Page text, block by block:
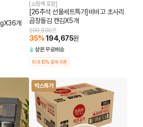
개
[쇼핑백 포함]
[26추석 선물세트특가]비비고 초사리
곱창돌김 캔김X5개
299,500원
35%194,675원
상온무료배송
최대 10% 중복쿠폰
박스특가